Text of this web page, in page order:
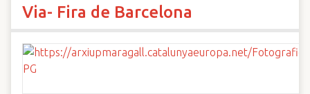
Via- Fira de Barcelona